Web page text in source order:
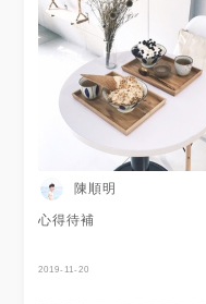
陳順明
心得待補
2019-11-20